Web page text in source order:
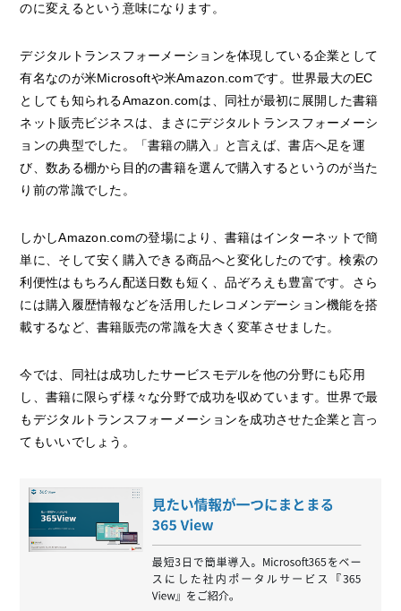
のに変えるという意味になります。
デジタルトランスフォーメーションを体現している企業として
有名なのが米Microsoftや米Amazon.comです。世界最大のEC
としても知られるAmazon.comは、同社が最初に展開した書籍
ネット販売ビジネスは、まさにデジタルトランスフォーメーシ
ョンの典型でした。「書籍の購入」と言えば、書店へ足を運
び、数ある棚から目的の書籍を選んで購入するというのが当た
り前の常識でした。
しかしAmazon.comの登場により、書籍はインターネットで簡
単に、そして安く購入できる商品へと変化したのです。検索の
利便性はもちろん配送日数も短く、品ぞろえも豊富です。さら
には購入履歴情報などを活用したレコメンデーション機能を搭
載するなど、書籍販売の常識を大きく変革させました。
今では、同社は成功したサービスモデルを他の分野にも応用
し、書籍に限らず様々な分野で成功を収めています。世界で最
もデジタルトランスフォーメーションを成功させた企業と言っ
てもいいでしょう。